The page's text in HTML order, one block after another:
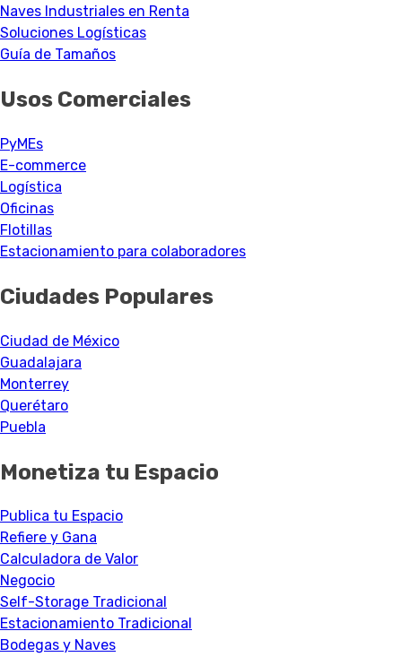
Naves Industriales en Renta
Soluciones Logísticas
Guía de Tamaños
Usos Comerciales
PyMEs
E-commerce
Logística
Oficinas
Flotillas
Estacionamiento para colaboradores
Ciudades Populares
Ciudad de México
Guadalajara
Monterrey
Querétaro
Puebla
Monetiza tu Espacio
Publica tu Espacio
Refiere y Gana
Calculadora de Valor
Negocio
Self-Storage Tradicional
Estacionamiento Tradicional
Bodegas y Naves